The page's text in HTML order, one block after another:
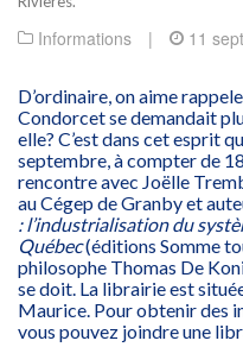
Informations | 11
D’ordinaire, on aime
Condorcet se demandait
elle? C’est dans cet esprit
septembre, à compter de
rencontre avec Joëlle
au Cégep de Granby et
: l’industrialisation du
Québec(éditions Somme
philosophe Thomas De
se doit. La librairie est
Maurice. Pour obtenir des
vous pouvez joindre une